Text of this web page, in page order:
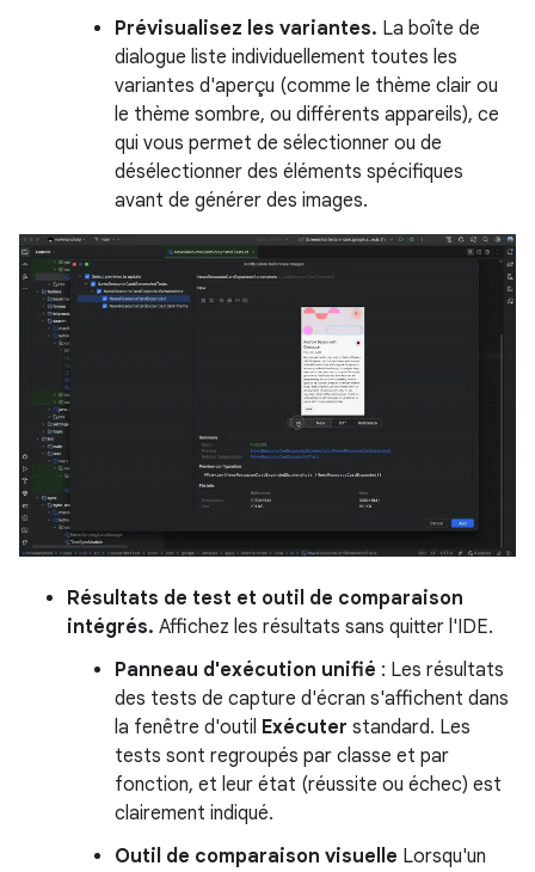
Prévisualisez les variantes. La boîte de
dialogue liste individuellement toutes les
variantes d'aperçu (comme le thème clair ou
le thème sombre, ou différents appareils), ce
qui vous permet de sélectionner ou de
désélectionner des éléments spécifiques
avant de générer des images.
Résultats de test et outil de comparaison
intégrés. Affichez les résultats sans quitter l'IDE.
Panneau d'exécution unifié : Les résultats
des tests de capture d'écran s'affichent dans
la fenêtre d'outil Exécuter standard. Les
tests sont regroupés par classe et par
fonction, et leur état (réussite ou échec) est
clairement indiqué.
Outil de comparaison visuelle Lorsqu'un